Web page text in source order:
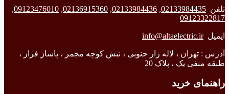
تلفن 02133984435
,
02133984436
,
02136915360
,
09123476010
,
09123322817
ایمیلinfo@altaelectric.ir
آدرس : تهران ، لاله زار جنوبی ، نبش کوچه مجمر ، پاساژ فراز ،
طبقه منفی یک ، پلاک 20
راهنمای خرید